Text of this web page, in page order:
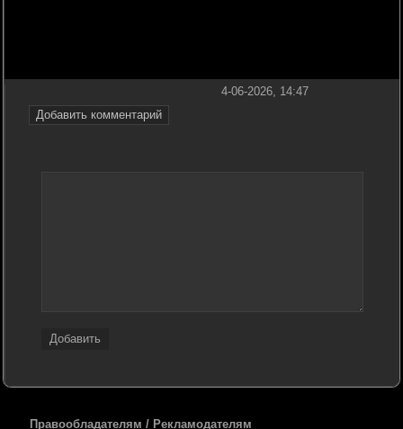
Добавить комментарий
4-06-2026, 14:47
Добавить
Правообладателям / Рекламодателям